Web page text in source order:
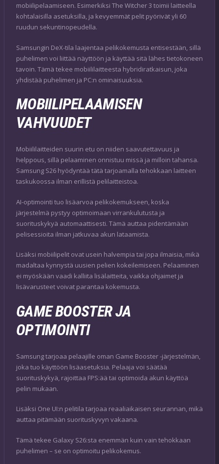
mobiilipelaamiseen. Esimerkiksi The Witcher 3 toimii laitteella
kohtalaisilla asetuksilla, ja kevyemmät pelit pyörivät yli 60
ruudun sekuntinopeudella.
Samsungin DeX-tila laajentaa pelikokemusta entisestään, sillä
puhelimen voi liittää näyttöön ja käyttää sitä lähes tietokoneen
tavoin. Tämä tekee mobiililaitteesta hybridiratkaisun, joka
yhdistää puhelimen ja PC:n ominaisuuksia.
MOBIILIPELAAMISEN
VAHVUUDET
Mobiililaitteiden suurin etu on niiden saavutettavuus ja
helppous, sillä pelaaminen onnistuu missä ja milloin tahansa.
Samsung S26 hyödyntää tätä tarjoamalla tehokkaan laitteen
taskukoossa ilman erillistä pelilaitteistoa.
AI-optimointi tuo lisäarvoa pelikokemukseen, koska
järjestelmä pystyy optimoimaan virrankulutusta ja
suorituskykyä automaattisesti. Tämä auttaa pidentämään
pelisessioita ilman jatkuvaa akun lataamista.
Lisäksi mobiilipelit ovat usein halvempia tai jopa ilmaisia, mikä
madaltaa kynnystä uusien pelien kokeilemiseen. Pelaaminen
ei myöskään vaadi kalliita lisälaitteita, vaikka ohjaimet ja
lisävarusteet voivat parantaa kokemusta.
GAME BOOSTER JA
OPTIMOINTI
Samsung tarjoaa pelaajille oman Game Booster -järjestelmän,
joka tuo käyttöön lisäasetuksia. Pelaaja voi säätää
suorituskykyä, rajoittaa FPS:ää tai optimoida akun käyttöä
pelin mukaan.
Lisäksi One UI:n pelitila tarjoaa reaaliaikaisen seurannan, mikä
auttaa pitämään suorituskyvyn vakaana.
Tämä tekee Galaxy S26:sta enemmän kuin vain tehokkaan
puhelimen – se on optimoitu pelikokemus.